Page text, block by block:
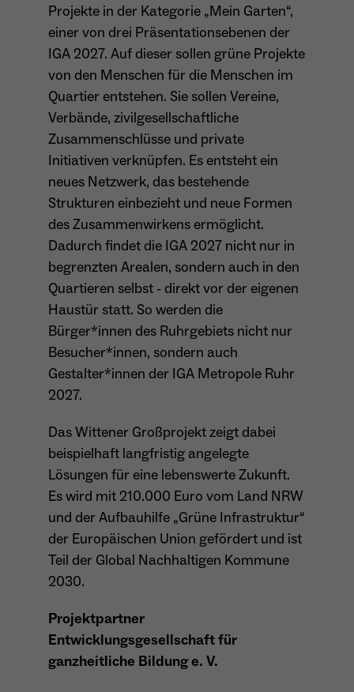
Name _ga
Laufzeit 1 Jahr
Zweck Unterscheidung der Webseitenbesucher.
Name _ga_TNS3S6RE8W
Anbieter Google LLC
Laufzeit 2 Jahre
Zweck
Vergibt eine zufällige, pseudonyme ID, damit
erkannt wird, ob ein Besucher neu oder
wiederkehrend ist.
Anbieter Google LLC
Laufzeit 4 Monate
Zweck
- Wird von Google Ads / Google Tag Manager
verwendet - Dient der Conversion-Erfassung
und Werbewirksamkeitsmessung - Hilft zu
Name _fbp
Projekte in der Kategorie „Mein Garten“,
einer von drei Präsentationsebenen der
IGA 2027. Auf dieser sollen grüne Projekte
von den Menschen für die Menschen im
Quartier entstehen. Sie sollen Vereine,
Verbände, zivilgesellschaftliche
Zusammenschlüsse und private
Initiativen verknüpfen. Es entsteht ein
neues Netzwerk, das bestehende
Strukturen einbezieht und neue Formen
des Zusammenwirkens ermöglicht.
Dadurch findet die IGA 2027 nicht nur in
begrenzten Arealen, sondern auch in den
Quartieren selbst - direkt vor der eigenen
Haustür statt. So werden die
Bürger*innen des Ruhrgebiets nicht nur
Besucher*innen, sondern auch
Gestalter*innen der IGA Metropole Ruhr
2027.
Das Wittener Großprojekt zeigt dabei
beispielhaft langfristig angelegte
Lösungen für eine lebenswerte Zukunft.
Es wird mit 210.000 Euro vom Land NRW
und der Aufbauhilfe „Grüne Infrastruktur“
der Europäischen Union gefördert und ist
Teil der Global Nachhaltigen Kommune
2030.
Projektpartner
Entwicklungsgesellschaft für
ganzheitliche Bildung e. V.